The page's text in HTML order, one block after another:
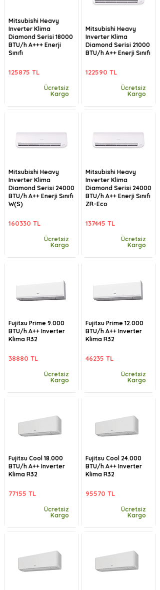
Mitsubishi Heavy
Inverter Klima
Diamond Serisi 18000
BTU/h A+++ Enerji
Sınıfı
125875 TL
Ücretsiz
Kargo
Mitsubishi Heavy
Inverter Klima
Diamond Serisi 24000
BTU/h A++ Enerji Sınıfı
W(S)
160330 TL
Ücretsiz
Kargo
Fujitsu Prime 9.000
BTU/h A++ Inverter
Klima R32
38880 TL
Ücretsiz
Kargo
Fujitsu Cool 18.000
BTU/h A++ Inverter
Klima R32
77155 TL
Ücretsiz
Kargo
Mitsubishi Heavy
Inverter Klima
Diamond Serisi 21000
BTU/h A++ Enerji Sınıfı
122590 TL
Ücretsiz
Kargo
Mitsubishi Heavy
Inverter Klima
Diamond Serisi 24000
BTU/h A++ Enerji Sınıfı
ZR-Eco
137445 TL
Ücretsiz
Kargo
Fujitsu Prime 12.000
BTU/h A++ Inverter
Klima R32
46235 TL
Ücretsiz
Kargo
Fujitsu Cool 24.000
BTU/h A++ Inverter
Klima R32
95570 TL
Ücretsiz
Kargo